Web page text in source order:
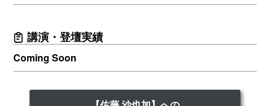
講演・登壇実績
Coming Soon